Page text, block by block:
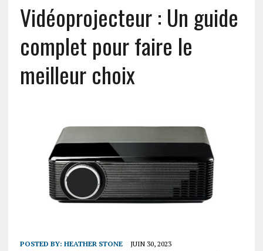
Vidéoprojecteur : Un guide
complet pour faire le
meilleur choix
POSTED BY: HEATHER STONE JUIN 30, 2023